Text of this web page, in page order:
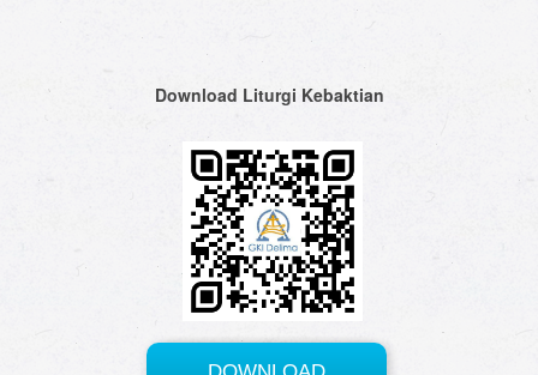
Download Liturgi Kebaktian